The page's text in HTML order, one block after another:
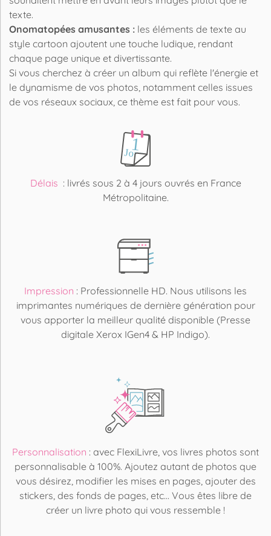
texte.
Onomatopées amusantes : les éléments de texte au
style cartoon ajoutent une touche ludique, rendant
chaque page unique et divertissante.
Si vous cherchez à créer un album qui reflète l'énergie et
le dynamisme de vos photos, notamment celles issues
de vos réseaux sociaux, ce thème est fait pour vous.
Délais : livrés sous 2 à 4 jours ouvrés en France
Métropolitaine.
Impression : Professionnelle HD. Nous utilisons les
imprimantes numériques de dernière génération pour
vous apporter la meilleur qualité disponible (Presse
digitale Xerox IGen4 & HP Indigo).
Personnalisation : avec FlexiLivre, vos livres photos sont
personnalisable à 100%. Ajoutez autant de photos que
vous désirez, modifier les mises en pages, ajouter des
stickers, des fonds de pages, etc... Vous êtes libre de
créer un livre photo qui vous ressemble !